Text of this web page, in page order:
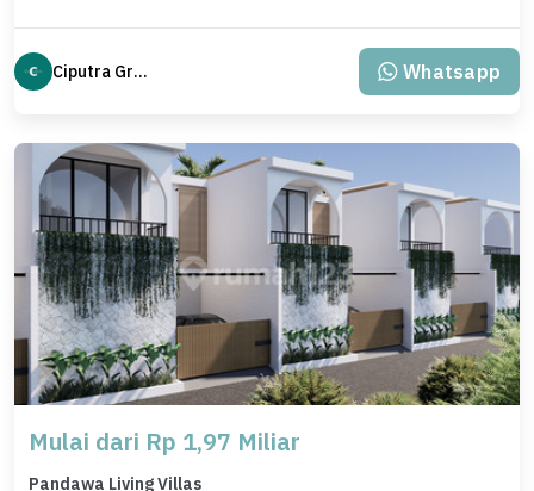
Ciputra Group Whatsapp
Mulai dari Rp 1,97 Miliar
Pandawa Living Villas